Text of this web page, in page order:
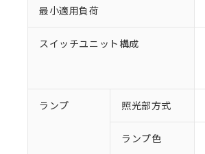
最小適用負荷
スイッチユニット構成
ランプ 照光部方式
ランプ色